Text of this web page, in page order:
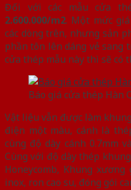
Đối với các mẫu cửa
2.600.000/m2. Một mức
các dòng trên, nhưng sản
phần tôn lên dáng vẻ sang
cửa thép mẫu này thì sẽ có
Báo giá cửa thép Hàn
Vật liệu vẫn được làm
điện một màu, cánh là
cùng độ dày cánh 0.7mm
Cùng với độ dày thép
Honeycomb, Khung
inox, ron cao su, đóng gói